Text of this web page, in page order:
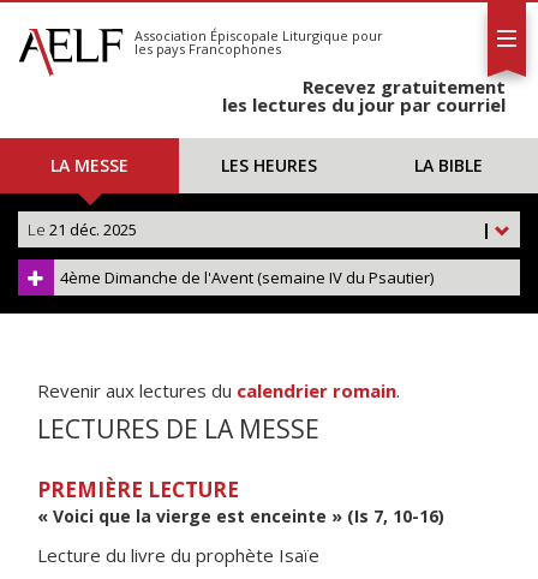
S'abonner
Calendrier
Association Épiscopale Liturgique pour
les pays Francophones
Recevez gratuitement
les lectures du jour par courriel
LA MESSE LES HEURES LA BIBLE
|
Le 21 déc. 2025
4ème Dimanche de l'Avent (semaine IV du Psautier)
Revenir aux lectures du calendrier romain.
LECTURES DE LA MESSE
PREMIÈRE LECTURE
« Voici que la vierge est enceinte » (Is 7, 10-16)
Lecture du livre du prophète Isaïe